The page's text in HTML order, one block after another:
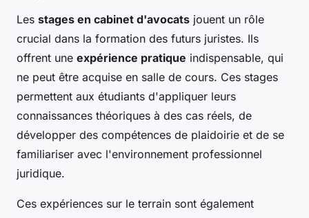
Les stages en cabinet d'avocats jouent un rôle
crucial dans la formation des futurs juristes. Ils
offrent une expérience pratique indispensable, qui
ne peut être acquise en salle de cours. Ces stages
permettent aux étudiants d'appliquer leurs
connaissances théoriques à des cas réels, de
développer des compétences de plaidoirie et de se
familiariser avec l'environnement professionnel
juridique.
Ces expériences sur le terrain sont également